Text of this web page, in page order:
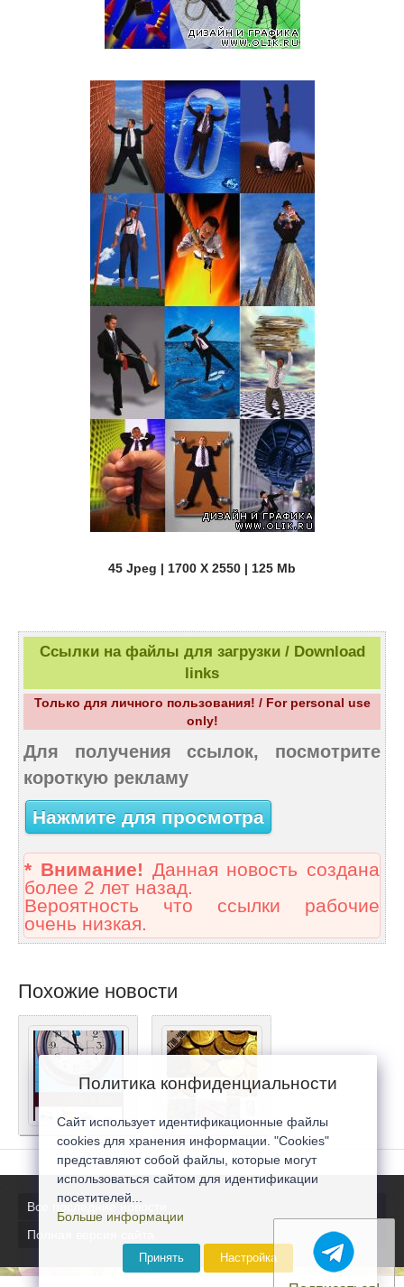
45 Jpeg | 1700 X 2550 | 125 Mb
Ссылки на файлы для загрузки / Download
links
Только для личного пользования! / For personal use
only!
Для получения ссылок, посмотрите
короткую рекламу
Нажмите для просмотра
* Внимание! Данная новость создана
более 2 лет назад.
Вероятность что ссылки рабочие
очень низкая.
Похожие новости
Все последние новости
Полная версия сайта
Политика конфиденциальности
Сайт использует идентификационные файлы
cookies для хранения информации. "Cookies"
представляют собой файлы, которые могут
использоваться сайтом для идентификации
посетителей...
Больше информации
Принять Настройка